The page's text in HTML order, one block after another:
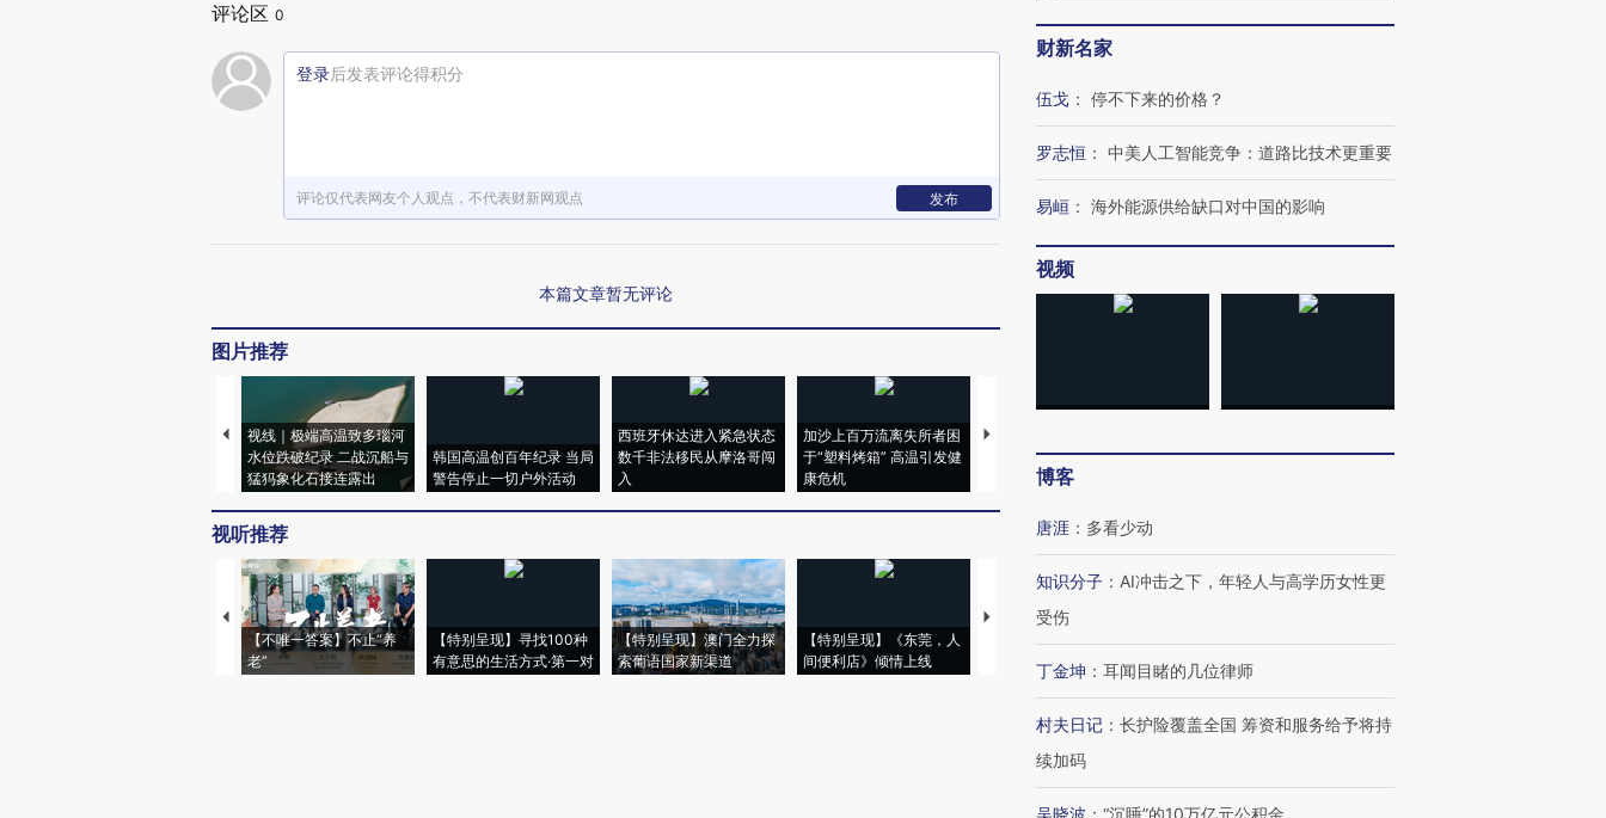
评论区 0
登录后发表评论得积分
评论仅代表网友个人观点，不代表财新网观点 发布
本篇文章暂无评论
图片推荐
视线｜极端高温致多瑙河
水位跌破纪录 二战沉船与
猛犸象化石接连露出
韩国高温创百年纪录 当局
警告停止一切户外活动
西班牙休达进入紧急状态
数千非法移民从摩洛哥闯
入
加沙上百万流离失所者困
于“塑料烤箱” 高温引发健
康危机
视线｜HYROX的吸金
术：是什么让中产们甘
心“花钱找虐”？
粒摇头丸 尿检体内含3种
度Z世代 用街头抗争将教
视听推荐
【不唯一答案】不止“养
老”
【特别呈现】寻找100种
有意思的生活方式·第一对
【特别呈现】澳门全力探
索葡语国家新渠道
【特别呈现】《东莞，人
间便利店》倾情上线
【推广】走进第四届链博
会，让数智科技“链”接产
【特别呈现】寻找100种
有意思的生活方式·第三对
CFO：不靠规模取胜，华
财新名家
伍戈 ： 停不下来的价格？
罗志恒 ： 中美人工智能竞争：道路比技术更重要
易峘 ： 海外能源供给缺口对中国的影响
视频
博客
唐涯 ： 多看少动
知识分子 ： AI冲击之下，年轻人与高学历女性更
受伤
丁金坤 ： 耳闻目睹的几位律师
村夫日记 ： 长护险覆盖全国 筹资和服务给予将持
续加码
吴晓波 ： “沉睡”的10万亿元公积金